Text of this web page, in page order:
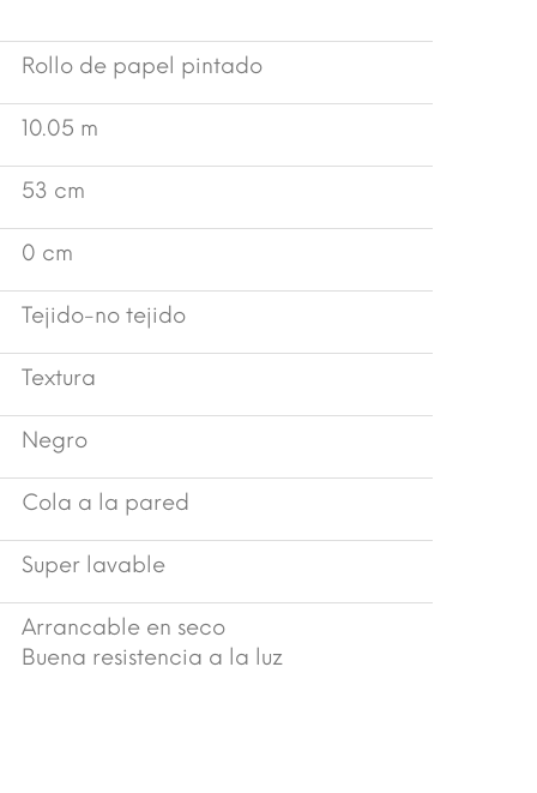
Rollo de papel pintado
10.05 m
53 cm
0 cm
Tejido-no tejido
Textura
Negro
Cola a la pared
Super lavable
Arrancable en seco
Buena resistencia a la luz